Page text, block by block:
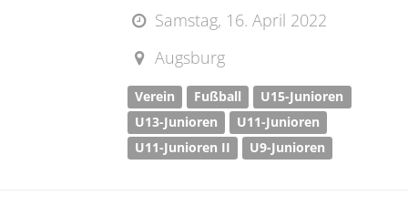
Samstag, 16. April 2022
Augsburg
Verein Fußball
U15-Junioren
U13-Junioren
U11-Junioren
U11-Junioren II
U9-Junioren